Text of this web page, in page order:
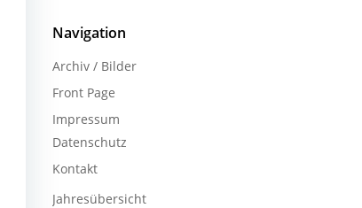
Navigation
Archiv / Bilder
Front Page
Impressum
Datenschutz
Kontakt
Jahresübersicht